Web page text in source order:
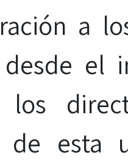
a
el
los
de esta